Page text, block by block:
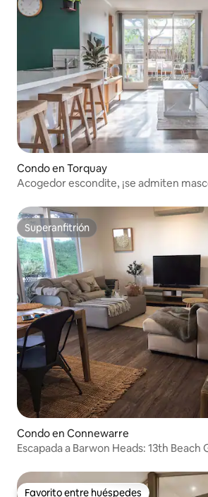
Condo en Torquay
Acogedor escondite, ¡se admiten
Superanfitrión
Superanfitrión
Condo en Connewarre
Escapada a Barwon Heads: 13th Beach
Favorito entre huéspedes